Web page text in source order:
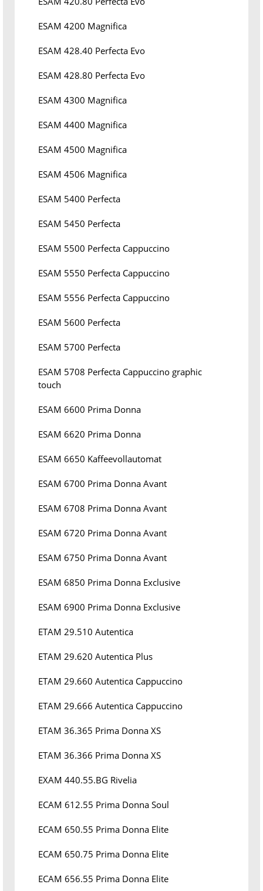
ESAM 4200 Magnifica
ESAM 428.40 Perfecta Evo
ESAM 428.80 Perfecta Evo
ESAM 4300 Magnifica
ESAM 4400 Magnifica
ESAM 4500 Magnifica
ESAM 4506 Magnifica
ESAM 5400 Perfecta
ESAM 5450 Perfecta
ESAM 5500 Perfecta Cappuccino
ESAM 5550 Perfecta Cappuccino
ESAM 5556 Perfecta Cappuccino
ESAM 5600 Perfecta
ESAM 5700 Perfecta
ESAM 5708 Perfecta Cappuccino graphic
touch
ESAM 6600 Prima Donna
ESAM 6620 Prima Donna
ESAM 6650 Kaffeevollautomat
ESAM 6700 Prima Donna Avant
ESAM 6708 Prima Donna Avant
ESAM 6720 Prima Donna Avant
ESAM 6750 Prima Donna Avant
ESAM 6850 Prima Donna Exclusive
ESAM 6900 Prima Donna Exclusive
ETAM 29.510 Autentica
ETAM 29.620 Autentica Plus
ETAM 29.660 Autentica Cappuccino
ETAM 29.666 Autentica Cappuccino
ETAM 36.365 Prima Donna XS
ETAM 36.366 Prima Donna XS
EXAM 440.55.BG Rivelia
ECAM 612.55 Prima Donna Soul
ECAM 650.55 Prima Donna Elite
ECAM 650.75 Prima Donna Elite
ECAM 656.55 Prima Donna Elite